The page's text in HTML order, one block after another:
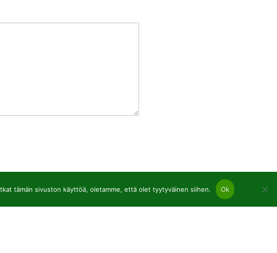
tämän sivuston käyttöä, oletamme, että olet tyytyväinen siihen. Ok